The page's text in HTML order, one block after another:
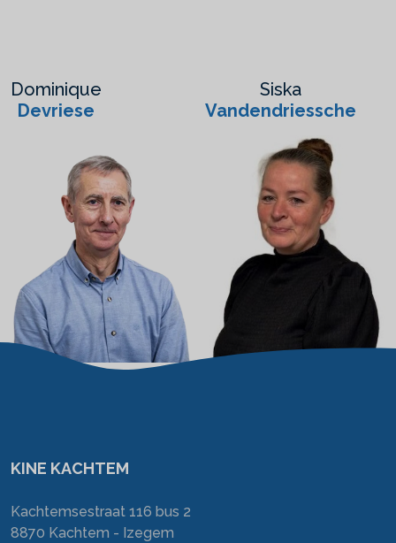
Dominique
Devriese
Siska
Vandendriessche
KINE KACHTEM
Kachtemsestraat 116 bus 2
8870 Kachtem - Izegem